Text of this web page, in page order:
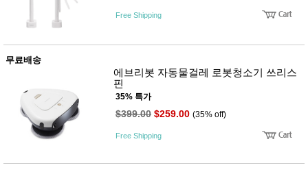
계절/생
전
기브랜
보관용
조리용
Free Shipping
무료배송
에브리봇 자동물걸레 로봇청소기 쓰리스
핀
35% 특가
$399.00 $259.00 (35% off)
Free Shipping